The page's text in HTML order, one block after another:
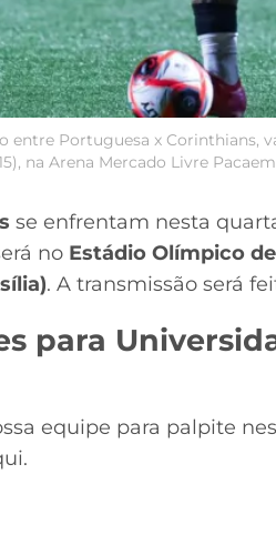
entre Portuguesa x Corinthians,
na Arena Mercado Livre
se enfrentam nesta
no Estádio Olímpico
. A transmissão será
para
equipe para palpite